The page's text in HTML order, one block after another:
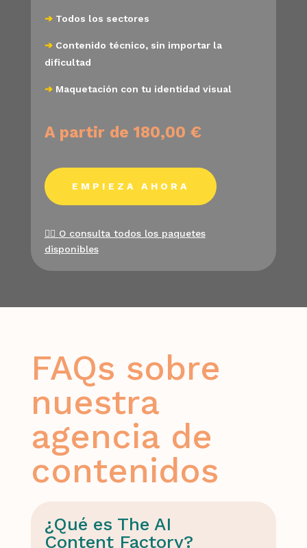
➔Todos los sectores
➔Contenido técnico, sin importar la
dificultad
➔Maquetación con tu identidad visual
A partir de 180,00 €
EMPIEZA AHORA
👉🏻 O consulta todos los paquetes
disponibles
FAQs sobre
nuestra
agencia de
contenidos
¿Qué es The AI
Content Factory?